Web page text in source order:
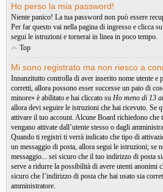
Ho perso la mia password!
Niente panico! La tua password non può essere
Per far questo vai nella pagina di ingresso e clicca su
segui le istruzioni e tornerai in linea in poco tempo.
Top
Mi sono registrato ma non riesco a
Innanzitutto controlla di aver inserito nome utente e
corretti, allora possono esser successe un paio di
minore» è abilitato e hai cliccato su Ho meno di 13
allora devi seguire le istruzioni che hai ricevuto. Se
attivare il tuo account. Alcune Board richiedono che
vengano attivate dall’utente stesso o dagli
Quando ti registri ti verrà indicato che tipo di
un messaggio di posta, allora segui le istruzioni; se
messaggio... sei sicuro che il tuo indirizzo di posta
serve a ridurre la possibilità di avere utenti anonimi
sicuro che l’indirizzo di posta che hai usato sia
amministratore.